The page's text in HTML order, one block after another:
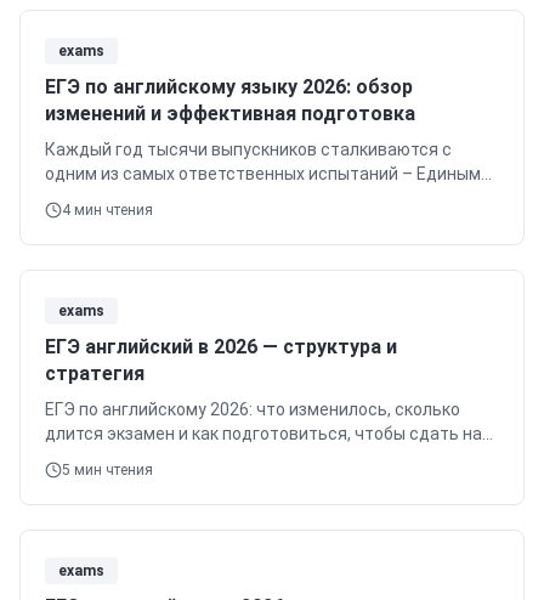
exams
ЕГЭ по английскому языку 2026: обзор
изменений и эффективная подготовка
Каждый год тысячи выпускников сталкиваются с
одним из самых ответственных испытаний – Единым
государственным экзаменом.
4 мин чтения
exams
ЕГЭ английский в 2026 — структура и
стратегия
ЕГЭ по английскому 2026: что изменилось, сколько
длится экзамен и как подготовиться, чтобы сдать на
80+ баллов.
5 мин чтения
exams